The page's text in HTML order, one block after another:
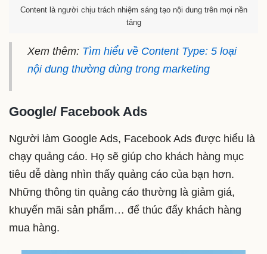
Content là người chịu trách nhiệm sáng tạo nội dung trên mọi nền
tảng
Xem thêm: Tìm hiểu về Content Type: 5 loại
nội dung thường dùng trong marketing
Google/ Facebook Ads
Người làm Google Ads, Facebook Ads được hiểu là
chạy quảng cáo. Họ sẽ giúp cho khách hàng mục
tiêu dễ dàng nhìn thấy quảng cáo của bạn hơn.
Những thông tin quảng cáo thường là giảm giá,
khuyến mãi sản phẩm… để thúc đẩy khách hàng
mua hàng.